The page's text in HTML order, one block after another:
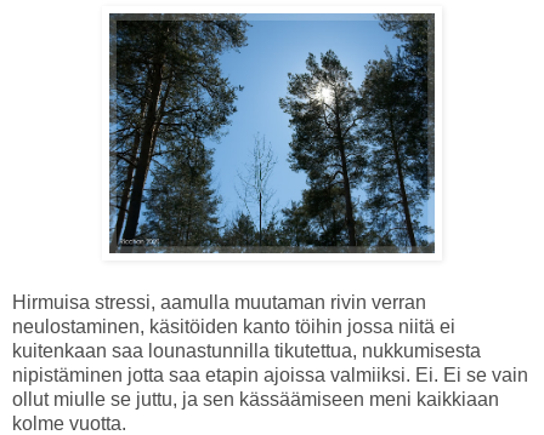
Hirmuisa stressi, aamulla muutaman rivin verran
neulostaminen, käsitöiden kanto töihin jossa niitä ei
kuitenkaan saa lounastunnilla tikutettua, nukkumisesta
nipistäminen jotta saa etapin ajoissa valmiiksi. Ei. Ei se vain
ollut miulle se juttu, ja sen kässäämiseen meni kaikkiaan
kolme vuotta.